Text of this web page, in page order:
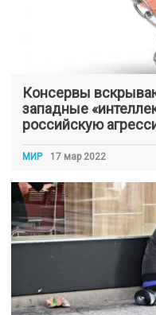
Консервы
западные
российскую
МИР 17 мар 2022